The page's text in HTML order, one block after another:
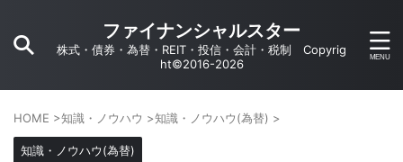
ファイナンシャルスター
株式・債券・為替・REIT・投信・会計・税制 Copyrig
ht©2016-2026
HOME >知識・ノウハウ >知識・ノウハウ(為替) >
知識・ノウハウ(為替)